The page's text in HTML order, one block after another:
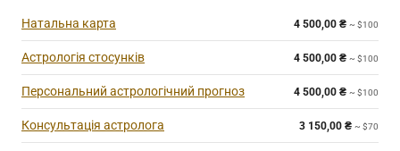
Натальна карта 4 500,00 ₴ ~ $100
Астрологія стосунків 4 500,00 ₴ ~ $100
Персональний астрологічний прогноз 4 500,00 ₴ ~ $100
Консультація астролога 3 150,00 ₴ ~ $70